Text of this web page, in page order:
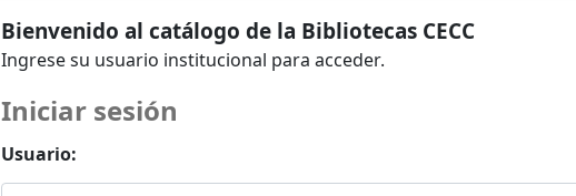
Bienvenido al catálogo de la Bibliotecas CECC
Ingrese su usuario institucional para acceder.
Iniciar sesión
Usuario: